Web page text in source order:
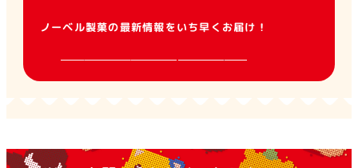
ノーベル製菓の最新情報をいち早くお届け！